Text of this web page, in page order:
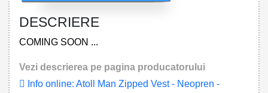
DESCRIERE
COMING SOON ...
Vezi descrierea pe pagina producatorului
Info online: Atoll Man Zipped Vest - Neopren -